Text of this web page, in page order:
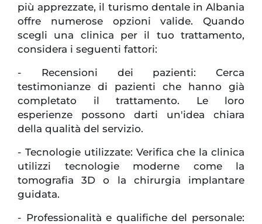
più apprezzate, il turismo dentale in Albania
offre numerose opzioni valide. Quando
scegli una clinica per il tuo trattamento,
considera i seguenti fattori:
- Recensioni dei pazienti: Cerca
testimonianze di pazienti che hanno già
completato il trattamento. Le loro
esperienze possono darti un'idea chiara
della qualità del servizio.
- Tecnologie utilizzate: Verifica che la clinica
utilizzi tecnologie moderne come la
tomografia 3D o la chirurgia implantare
guidata.
- Professionalità e qualifiche del personale: